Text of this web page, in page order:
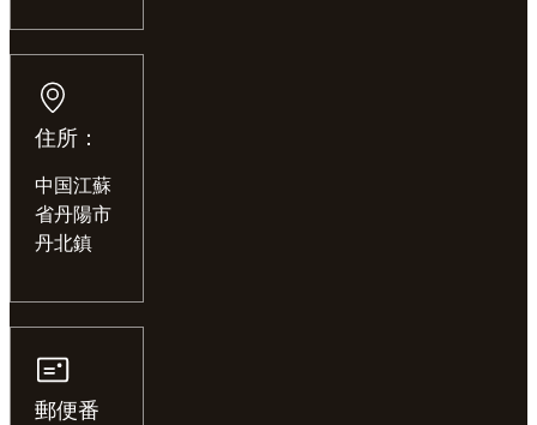
住所：
中国江蘇
省丹陽市
丹北鎮
郵便番